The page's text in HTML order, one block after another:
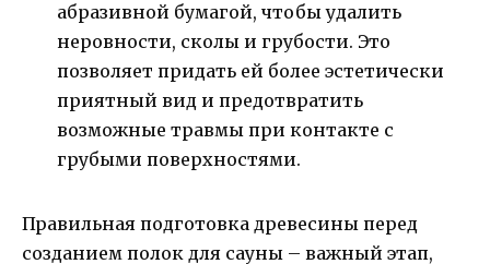
абразивной бумагой, чтобы удалить
неровности, сколы и грубости. Это
позволяет придать ей более эстетически
приятный вид и предотвратить
возможные травмы при контакте с
грубыми поверхностями.
Правильная подготовка древесины перед
созданием полок для сауны – важный этап,